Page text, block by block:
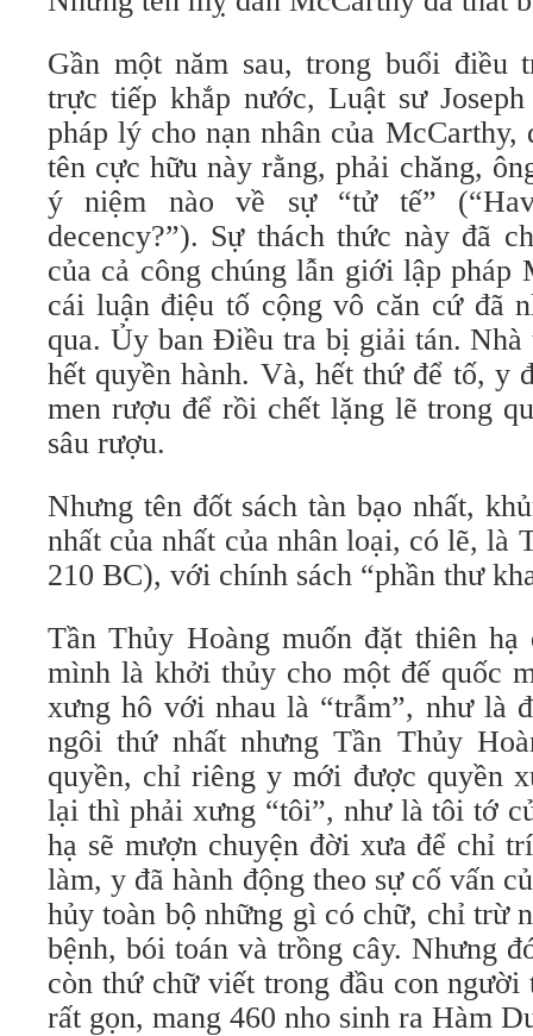
Gần một năm sau, trong buổi điều
trực tiếp khắp nước, Luật sư
pháp lý cho nạn nhân của McCarthy,
tên cực hữu này rằng, phải chăng,
ý niệm nào về sự “tử tế”
decency?”). Sự thách thức này đã
của cả công chúng lẫn giới lập pháp
cái luận điệu tố cộng vô căn cứ đã
qua. Ủy ban Điều tra bị giải tán. Nhà
hết quyền hành. Và, hết thứ để tố, y
men rượu để rồi chết lặng lẽ trong
sâu rượu.
Nhưng tên đốt sách tàn bạo nhất,
nhất của nhất của nhân loại, có lẽ, là
210 BC), với chính sách “phần thư
Tần Thủy Hoàng muốn đặt thiên
mình là khởi thủy cho một đế quốc
xưng hô với nhau là “trẫm”, như là
ngôi thứ nhất nhưng Tần Thủy
quyền, chỉ riêng y mới được quyền
lại thì phải xưng “tôi”, như là tôi tớ
hạ sẽ mượn chuyện đời xưa để chỉ
làm, y đã hành động theo sự cố vấn
hủy toàn bộ những gì có chữ, chỉ trừ
bệnh, bói toán và trồng cây. Nhưng
còn thứ chữ viết trong đầu con người
rất gọn, mang 460 nho sinh ra Hàm